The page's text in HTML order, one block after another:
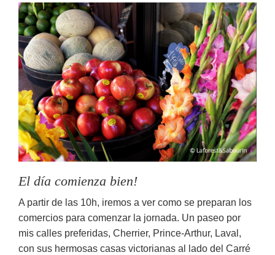
El día comienza bien!
A partir de las 10h, iremos a ver como se preparan los
comercios para comenzar la jornada. Un paseo por
mis calles preferidas, Cherrier, Prince-Arthur, Laval,
con sus hermosas casas victorianas al lado del Carré